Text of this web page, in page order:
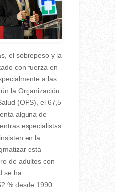
el sobrepeso y la
con fuerza en
a las
la Organización
(OPS), el 67,5
alguna de
especialistas
en la
esta
de adultos con
se ha
% desde 1990